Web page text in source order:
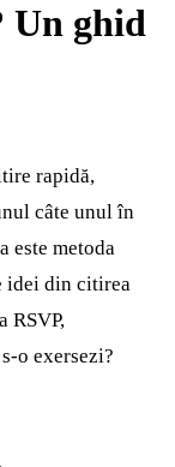
Un ghid
rapidă,
câte unul în
este metoda
idei din citirea
RSVP,
o exersezi?